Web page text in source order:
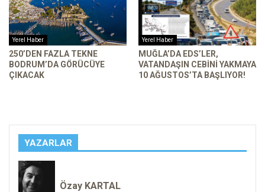
Yerel Haber
250’DEN FAZLA TEKNE
BODRUM’DA GÖRÜCÜYE
ÇIKACAK
Yerel Haber
MUĞLA’DA EDS’LER,
VATANDAŞIN CEBINI YAKMAYA
10 AĞUSTOS’TA BAŞLIYOR!
YAZARLAR
Özay KARTAL